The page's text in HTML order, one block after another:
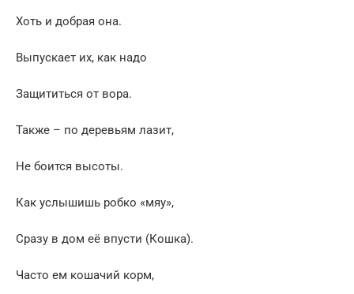
Хоть и добрая она.
Выпускает их, как надо
Защититься от вора.
Также – по деревьям лазит,
Не боится высоты.
Как услышишь робко «мяу»,
Сразу в дом её впусти (Кошка).
Часто ем кошачий корм,